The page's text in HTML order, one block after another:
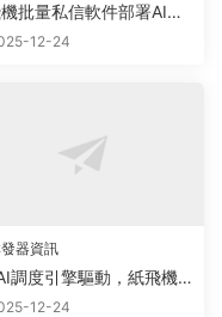
批量私信軟件部署AI智
，實現客戶觸達效率提
12-24
器資訊
調度引擎驅動，紙飛機群
統實現數據自動化處理
12-24